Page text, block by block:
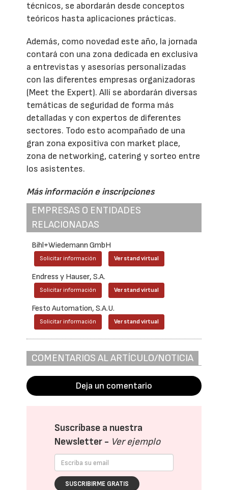
técnicos, se abordarán desde conceptos
teóricos hasta aplicaciones prácticas.
Además, como novedad este año, la jornada
contará con una zona dedicada en exclusiva
a entrevistas y asesorías personalizadas
con las diferentes empresas organizadoras
(Meet the Expert). Allí se abordarán diversas
temáticas de seguridad de forma más
detalladas y con expertos de diferentes
sectores. Todo esto acompañado de una
gran zona expositiva con market place,
zona de networking, catering y sorteo entre
los asistentes.
Más información e inscripciones
EMPRESAS O ENTIDADES
RELACIONADAS
Bihl+Wiedemann GmbH
Solicitar información Ver stand virtual
Endress y Hauser, S.A.
Solicitar información Ver stand virtual
Festo Automation, S.A.U.
Solicitar información Ver stand virtual
COMENTARIOS AL ARTÍCULO/NOTICIA
Deja un comentario
Suscríbase a nuestra
Newsletter - Ver ejemplo
SUSCRIBIRME GRATIS